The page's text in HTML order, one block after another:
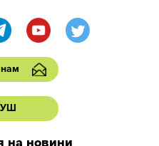
на новини